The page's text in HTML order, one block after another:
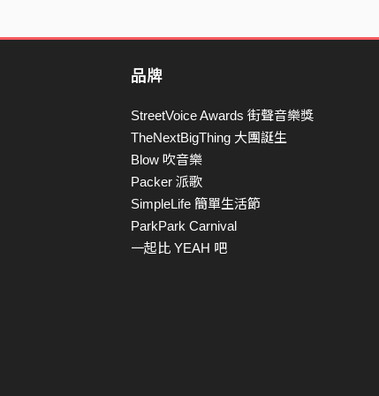
品牌
StreetVoice Awards 街聲音樂獎
TheNextBigThing 大團誕生
Blow 吹音樂
Packer 派歌
SimpleLife 簡單生活節
ParkPark Carnival
一起比 YEAH 吧